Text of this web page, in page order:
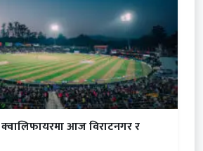
आज विराटनगर र